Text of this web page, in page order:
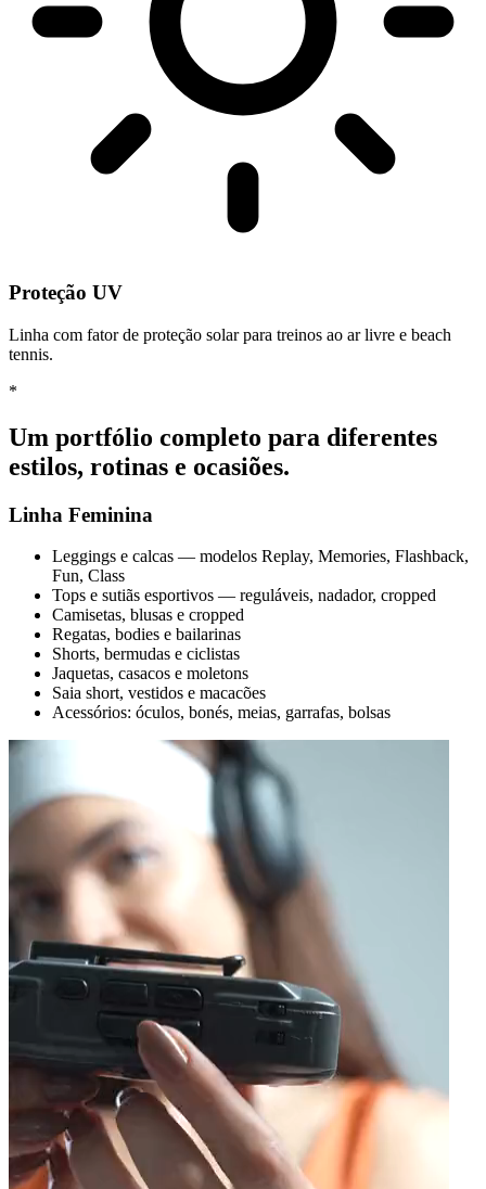
Proteção UV
Linha com fator de proteção solar para treinos ao ar livre e beach
tennis.
*
Um portfólio completo para diferentes
estilos, rotinas e ocasiões.
Linha Feminina
Leggings e calcas — modelos Replay, Memories, Flashback,
Fun, Class
Tops e sutiãs esportivos — reguláveis, nadador, cropped
Camisetas, blusas e cropped
Regatas, bodies e bailarinas
Shorts, bermudas e ciclistas
Jaquetas, casacos e moletons
Saia short, vestidos e macacões
Acessórios: óculos, bonés, meias, garrafas, bolsas